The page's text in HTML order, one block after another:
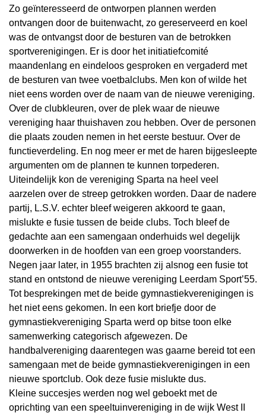
Zo geïnteresseerd de ontworpen plannen werden
ontvangen door de buitenwacht, zo gereserveerd en koel
was de ontvangst door de besturen van de betrokken
sportverenigingen. Er is door het initiatiefcomité
maandenlang en eindeloos gesproken en vergaderd met
de besturen van twee voetbalclubs. Men kon of wilde het
niet eens worden over de naam van de nieuwe vereniging.
Over de clubkleuren, over de plek waar de nieuwe
vereniging haar thuishaven zou hebben. Over de personen
die plaats zouden nemen in het eerste bestuur. Over de
functieverdeling. En nog meer er met de haren bijgesleepte
argumenten om de plannen te kunnen torpederen.
Uiteindelijk kon de vereniging Sparta na heel veel
aarzelen over de streep getrokken worden. Daar de nadere
partij, L.S.V. echter bleef weigeren akkoord te gaan,
mislukte e fusie tussen de beide clubs. Toch bleef de
gedachte aan een samengaan onderhuids wel degelijk
doorwerken in de hoofden van een groep voorstanders.
Negen jaar later, in 1955 brachten zij alsnog een fusie tot
stand en ontstond de nieuwe vereniging Leerdam Sport’55.
Tot besprekingen met de beide gymnastiekverenigingen is
het niet eens gekomen. In een kort briefje door de
gymnastiekvereniging Sparta werd op bitse toon elke
samenwerking categorisch afgewezen. De
handbalvereniging daarentegen was gaarne bereid tot een
samengaan met de beide gymnastiekverenigingen in een
nieuwe sportclub. Ook deze fusie mislukte dus.
Kleine succesjes werden nog wel geboekt met de
oprichting van een speeltuinvereniging in de wijk West II